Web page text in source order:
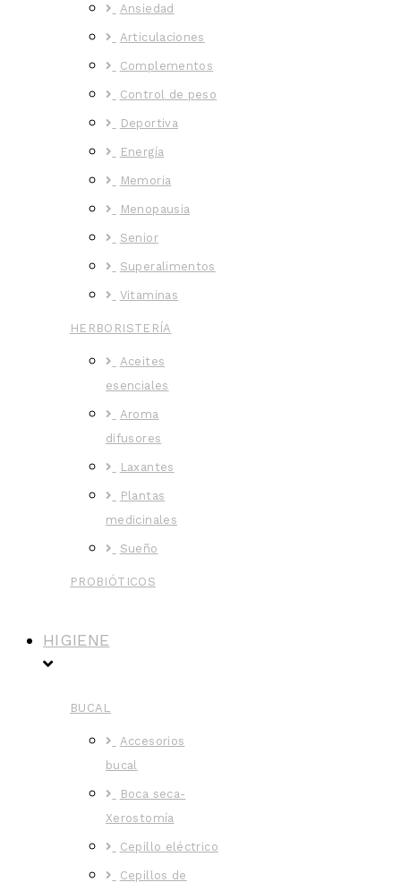
Ansiedad
Articulaciones
Complementos
Control de peso
Deportiva
Energía
Memoria
Menopausia
Senior
Superalimentos
Vitaminas
HERBORISTERÍA
Aceites
esenciales
Aroma
difusores
Laxantes
Plantas
medicinales
Sueño
PROBIÓTICOS
HIGIENE
BUCAL
Accesorios
bucal
Boca seca-
Xerostomía
Cepillo eléctrico
Cepillos de